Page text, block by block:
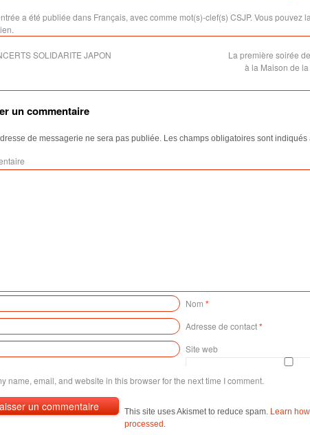
Conservatoire de
Culturel Franco-
Japonais
–
a été publiée dans Français, avec comme mot(s)-clef(s) CSJP. Vous pouvez
.
SOLIDARITE JAPON
La première soirée
à la Maison de
un commentaire
de messagerie ne sera pas publiée. Les champs obligatoires sont indiqués
Nom *
Adresse de contact*
Site web
name, email, and website in this browser for the next time I comment.
This site uses Akismet to reduce spam. Learn
processed .